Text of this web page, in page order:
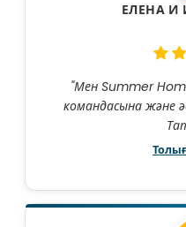
ЕЛЕНА И
"Мен Summer
командасына және